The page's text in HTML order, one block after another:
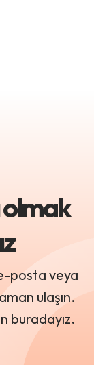
olmak
e-posta veya
ulaşın.
buradayız.